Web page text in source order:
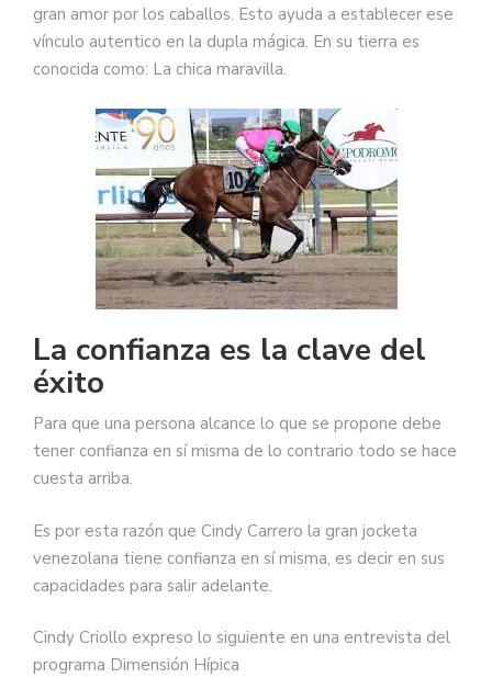
gran amor por los caballos. Esto ayuda a establecer ese
vínculo autentico en la dupla mágica. En su tierra es
conocida como: La chica maravilla.
La confianza es la clave del
éxito
Para que una persona alcance lo que se propone debe
tener confianza en sí misma de lo contrario todo se hace
cuesta arriba.
Es por esta razón que Cindy Carrero la gran jocketa
venezolana tiene confianza en sí misma, es decir en sus
capacidades para salir adelante.
Cindy Criollo expreso lo siguiente en una entrevista del
programa Dimensión Hípica